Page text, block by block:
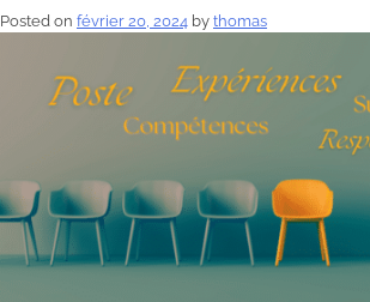
Posted on février 20, 2024 by thomas